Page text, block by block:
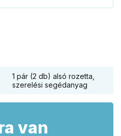
1 pár (2 db) alsó rozetta,
szerelési segédanyag
van